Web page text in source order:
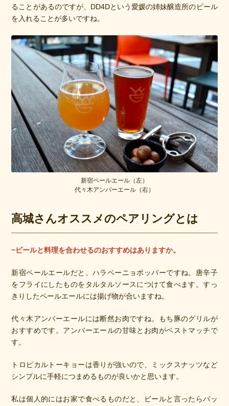
ることがあるのですが、DD4Dという愛媛の姉妹醸造所のビール
を入れることが多いですね。
新宿ペールエール（左）
代々木アンバーエール（右）
高城さんオススメのペアリングとは
−ビールと料理を合わせるのおすすめはありますか。
新宿ペールエールだと、ハラペーニョポッパーですね。唐辛子
をフライにしたものをタルタルソースにつけて食べます。すっ
きりしたペールエールには揚げ物が合いますね。
代々木アンバーエールには断然お肉ですね。もち豚のグリルが
おすすめです。アンバーエールの甘味とお肉がベストマッチで
す。
トロピカルトーキョーは香りが強いので、ミックスナッツなど
シンプルに手軽につまめるものが良いかと思います。
私は個人的にはお家で食べるものだと、ビールと言ったらバッ